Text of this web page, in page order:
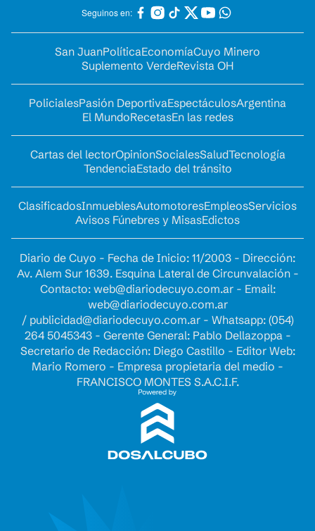
Seguinos en:
San JuanPolíticaEconomíaCuyo Minero
Suplemento VerdeRevista OH
PolicialesPasión DeportivaEspectáculosArgentina
El MundoRecetasEn las redes
Cartas del lectorOpinionSocialesSaludTecnología
TendenciaEstado del tránsito
ClasificadosInmueblesAutomotoresEmpleosServicios
Avisos Fúnebres y MisasEdictos
Diario de Cuyo - Fecha de Inicio: 11/2003 - Dirección:
Av. Alem Sur 1639. Esquina Lateral de Circunvalación -
Contacto: web@diariodecuyo.com.ar- Email:
web@diariodecuyo.com.ar
/ publicidad@diariodecuyo.com.ar- Whatsapp: (054)
264 5045343 - Gerente General: Pablo Dellazoppa -
Secretario de Redacción: Diego Castillo - Editor Web:
Mario Romero - Empresa propietaria del medio -
FRANCISCO MONTES S.A.C.I.F.